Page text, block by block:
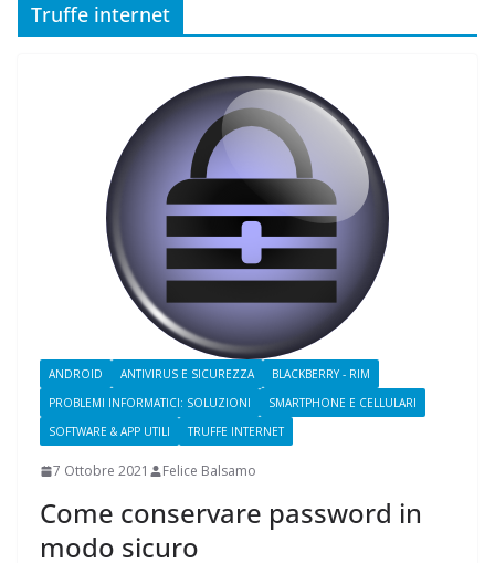
Truffe internet
ANDROID ANTIVIRUS E SICUREZZA
BLACKBERRY - RIM
PROBLEMI INFORMATICI: SOLUZIONI
SMARTPHONE E CELLULARI
SOFTWARE & APP UTILI
TRUFFE INTERNET
7 Ottobre 2021 Felice Balsamo
Come conservare password in
modo sicuro